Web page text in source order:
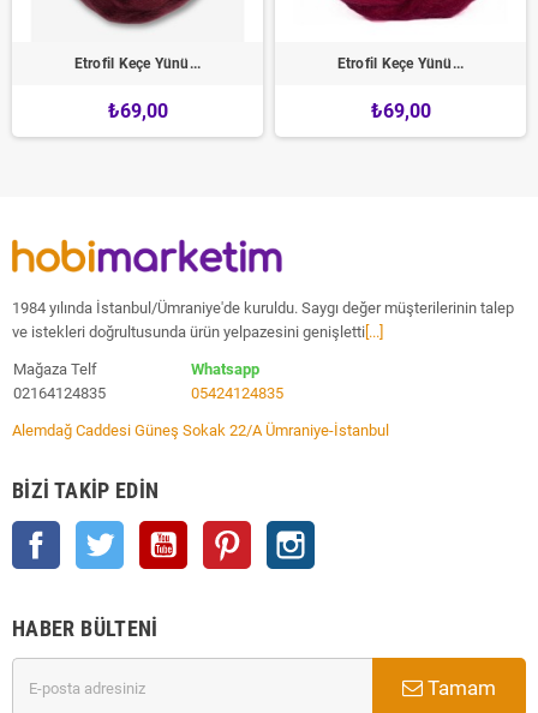
Etrofil Keçe Yünü...
₺69,00
Etrofil Keçe Yünü...
₺69,00
1984 yılında İstanbul/Ümraniye'de kuruldu. Saygı değer müşterilerinin talep
ve istekleri doğrultusunda ürün yelpazesini genişletti [...]
Mağaza Telf
02164124835
Whatsapp
05424124835
Alemdağ Caddesi Güneş Sokak 22/A Ümraniye-İstanbul
BIZI TAKIP EDIN
Facebook Twitter YouTube Pinterest
HABER BÜLTENI
Tamam